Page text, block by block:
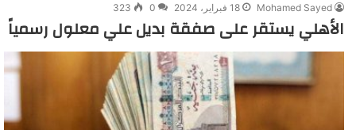
Mohamed Sayed 18 فبراير، 2024 0
323
الأهلي يستقر على صفقة بديل علي معلول رسمياً